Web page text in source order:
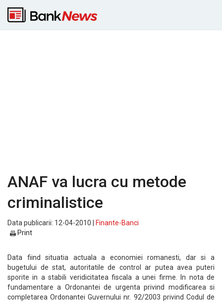
ANAF va lucra cu metode
criminalistice
Data publicarii: 12-04-2010 |
Finante-Banci
Print
Data fiind situatia actuala a economiei romanesti, dar si a
bugetului de stat, autoritatile de control ar putea avea puteri
sporite in a stabili veridicitatea fiscala a unei firme. In nota de
fundamentare a Ordonantei de urgenta privind modificarea si
completarea Ordonantei Guvernului nr. 92/2003 privind Codul de